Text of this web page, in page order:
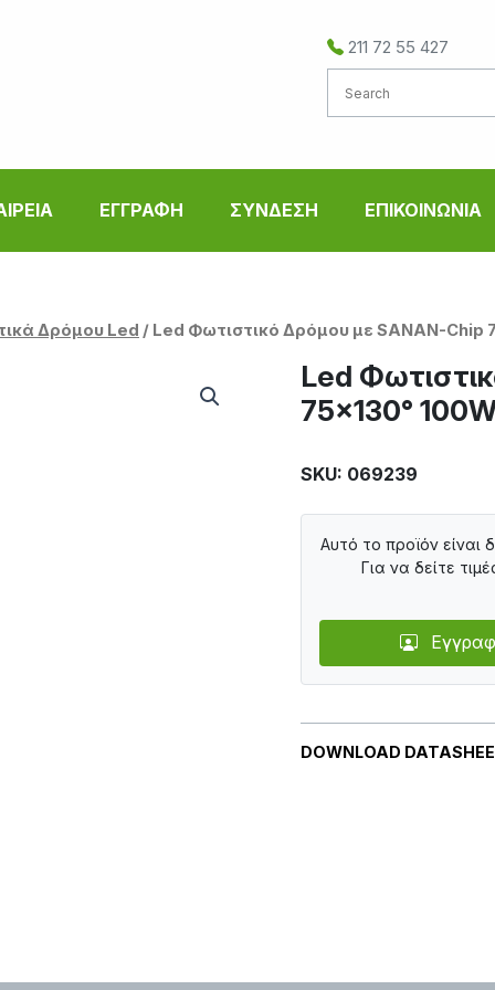
211 72 55 427
ΕΓΓΡΑΦΗ ΣΥΝΔΕΣΗ ΕΠΙΚΟΙΝΩΝΙΑ
Δρόμου Led / Led Φωτιστικό Δρόμου με SANAN-Chip
Led
75×130°
SKU: 069239
DOWNLOAD
Αυτό το προϊόν είναι
Για να δείτε